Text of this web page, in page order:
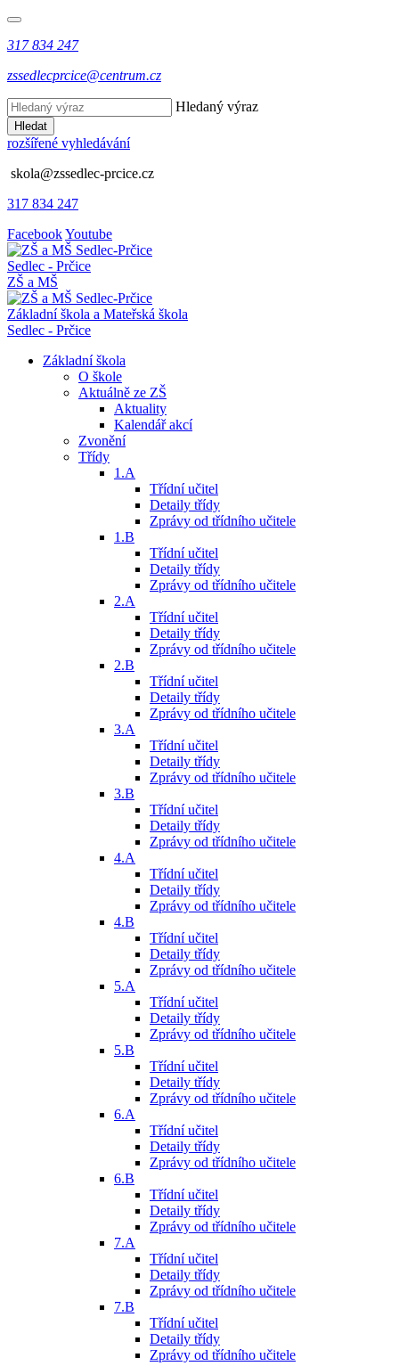
317 834 247
zssedlecprcice@centrum.cz
Hledaný výraz
Hledat
rozšířené vyhledávání
skola@zssedlec-prcice.cz
317 834 247
FacebookYoutube
Sedlec - Prčice
ZŠ a MŠ
Základní škola a Mateřská škola
Sedlec - Prčice
Základní škola
O škole
Aktuálně ze ZŠ
Aktuality
Kalendář akcí
Zvonění
Třídy
1.A
Třídní učitel
Detaily třídy
Zprávy od třídního učitele
1.B
Třídní učitel
Detaily třídy
Zprávy od třídního učitele
2.A
Třídní učitel
Detaily třídy
Zprávy od třídního učitele
2.B
Třídní učitel
Detaily třídy
Zprávy od třídního učitele
3.A
Třídní učitel
Detaily třídy
Zprávy od třídního učitele
3.B
Třídní učitel
Detaily třídy
Zprávy od třídního učitele
4.A
Třídní učitel
Detaily třídy
Zprávy od třídního učitele
4.B
Třídní učitel
Detaily třídy
Zprávy od třídního učitele
5.A
Třídní učitel
Detaily třídy
Zprávy od třídního učitele
5.B
Třídní učitel
Detaily třídy
Zprávy od třídního učitele
6.A
Třídní učitel
Detaily třídy
Zprávy od třídního učitele
6.B
Třídní učitel
Detaily třídy
Zprávy od třídního učitele
7.A
Třídní učitel
Detaily třídy
Zprávy od třídního učitele
7.B
Třídní učitel
Detaily třídy
Zprávy od třídního učitele